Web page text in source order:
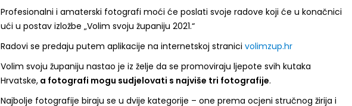
Profesionalni i amaterski fotografi moći će poslati svoje radove koji će u konačnici
ući u postav izložbe „Volim svoju županiju 2021.“
Radovi se predaju putem aplikacije na internetskoj stranici volimzup.hr
Volim svoju županiju nastao je iz želje da se promoviraju ljepote svih kutaka
Hrvatske,a fotografi mogu sudjelovati s najviše tri fotografije.
Najbolje fotografije biraju se u dvije kategorije – one prema ocjeni stručnog žirija i